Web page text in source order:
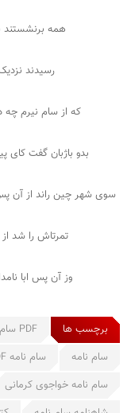
همه برنشستند
رسیدند نزدیک
که از سام نیرم چه
بدو باژبان گفت
سوی شهر چین راند از آن
تمرتاش را شد از
وز آن پس ابا
برچسب ها
PDF سام نامه
سام نامه
سام نامه PDF
سام نامه خواجوی کرمانی